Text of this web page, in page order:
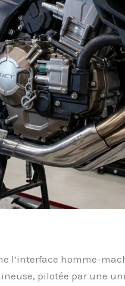
l’interface homme-
pilotée par une